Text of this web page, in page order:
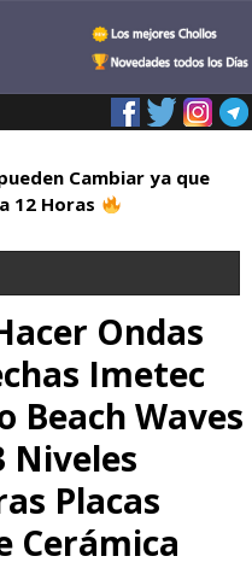
Cambiar ya que
12 Horas
Ondas
Imetec
Beach Waves
Niveles
Placas
Cerámica